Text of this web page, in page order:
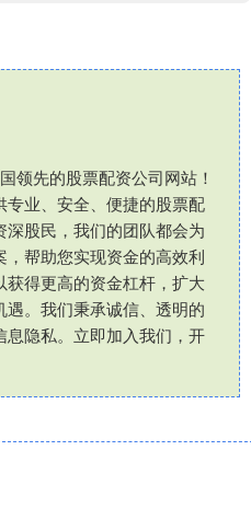
领先的股票配资公司网站！
业、安全、便捷的股票配
股民，我们的团队都会为
帮助您实现资金的高效利
得更高的资金杠杆，扩大
。我们秉承诚信、透明的
息隐私。立即加入我们，开